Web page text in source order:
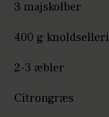
3 majskolber
400 g knoldselleri
2-3 æbler
Citrongræs